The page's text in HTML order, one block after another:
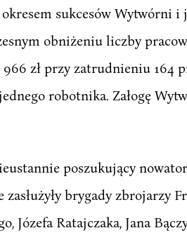
sukcesów Wytwórni
obniżeniu liczby
966 zł przy zatrudnieniu 164
robotnika. Załogę
poszukujący
zasłużyły brygady zbrojarzy
Józefa Ratajczaka, Jana